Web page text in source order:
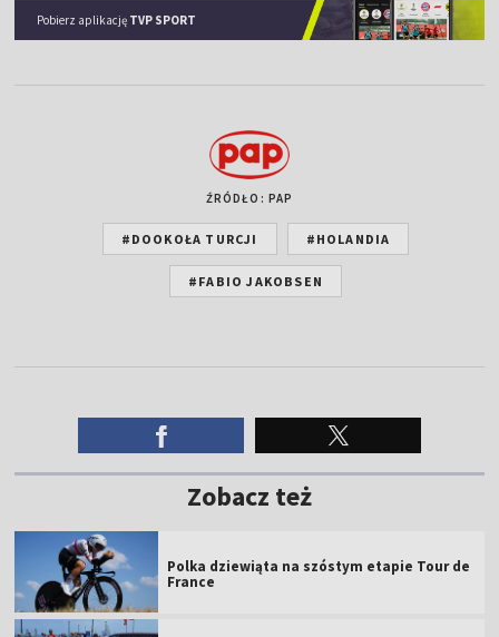
Pobierz aplikację TVP SPORT
ŹRÓDŁO: PAP
#DOOKOŁA TURCJI #HOLANDIA
#FABIO JAKOBSEN
Zobacz też
Polka dziewiąta na szóstym etapie Tour de
France